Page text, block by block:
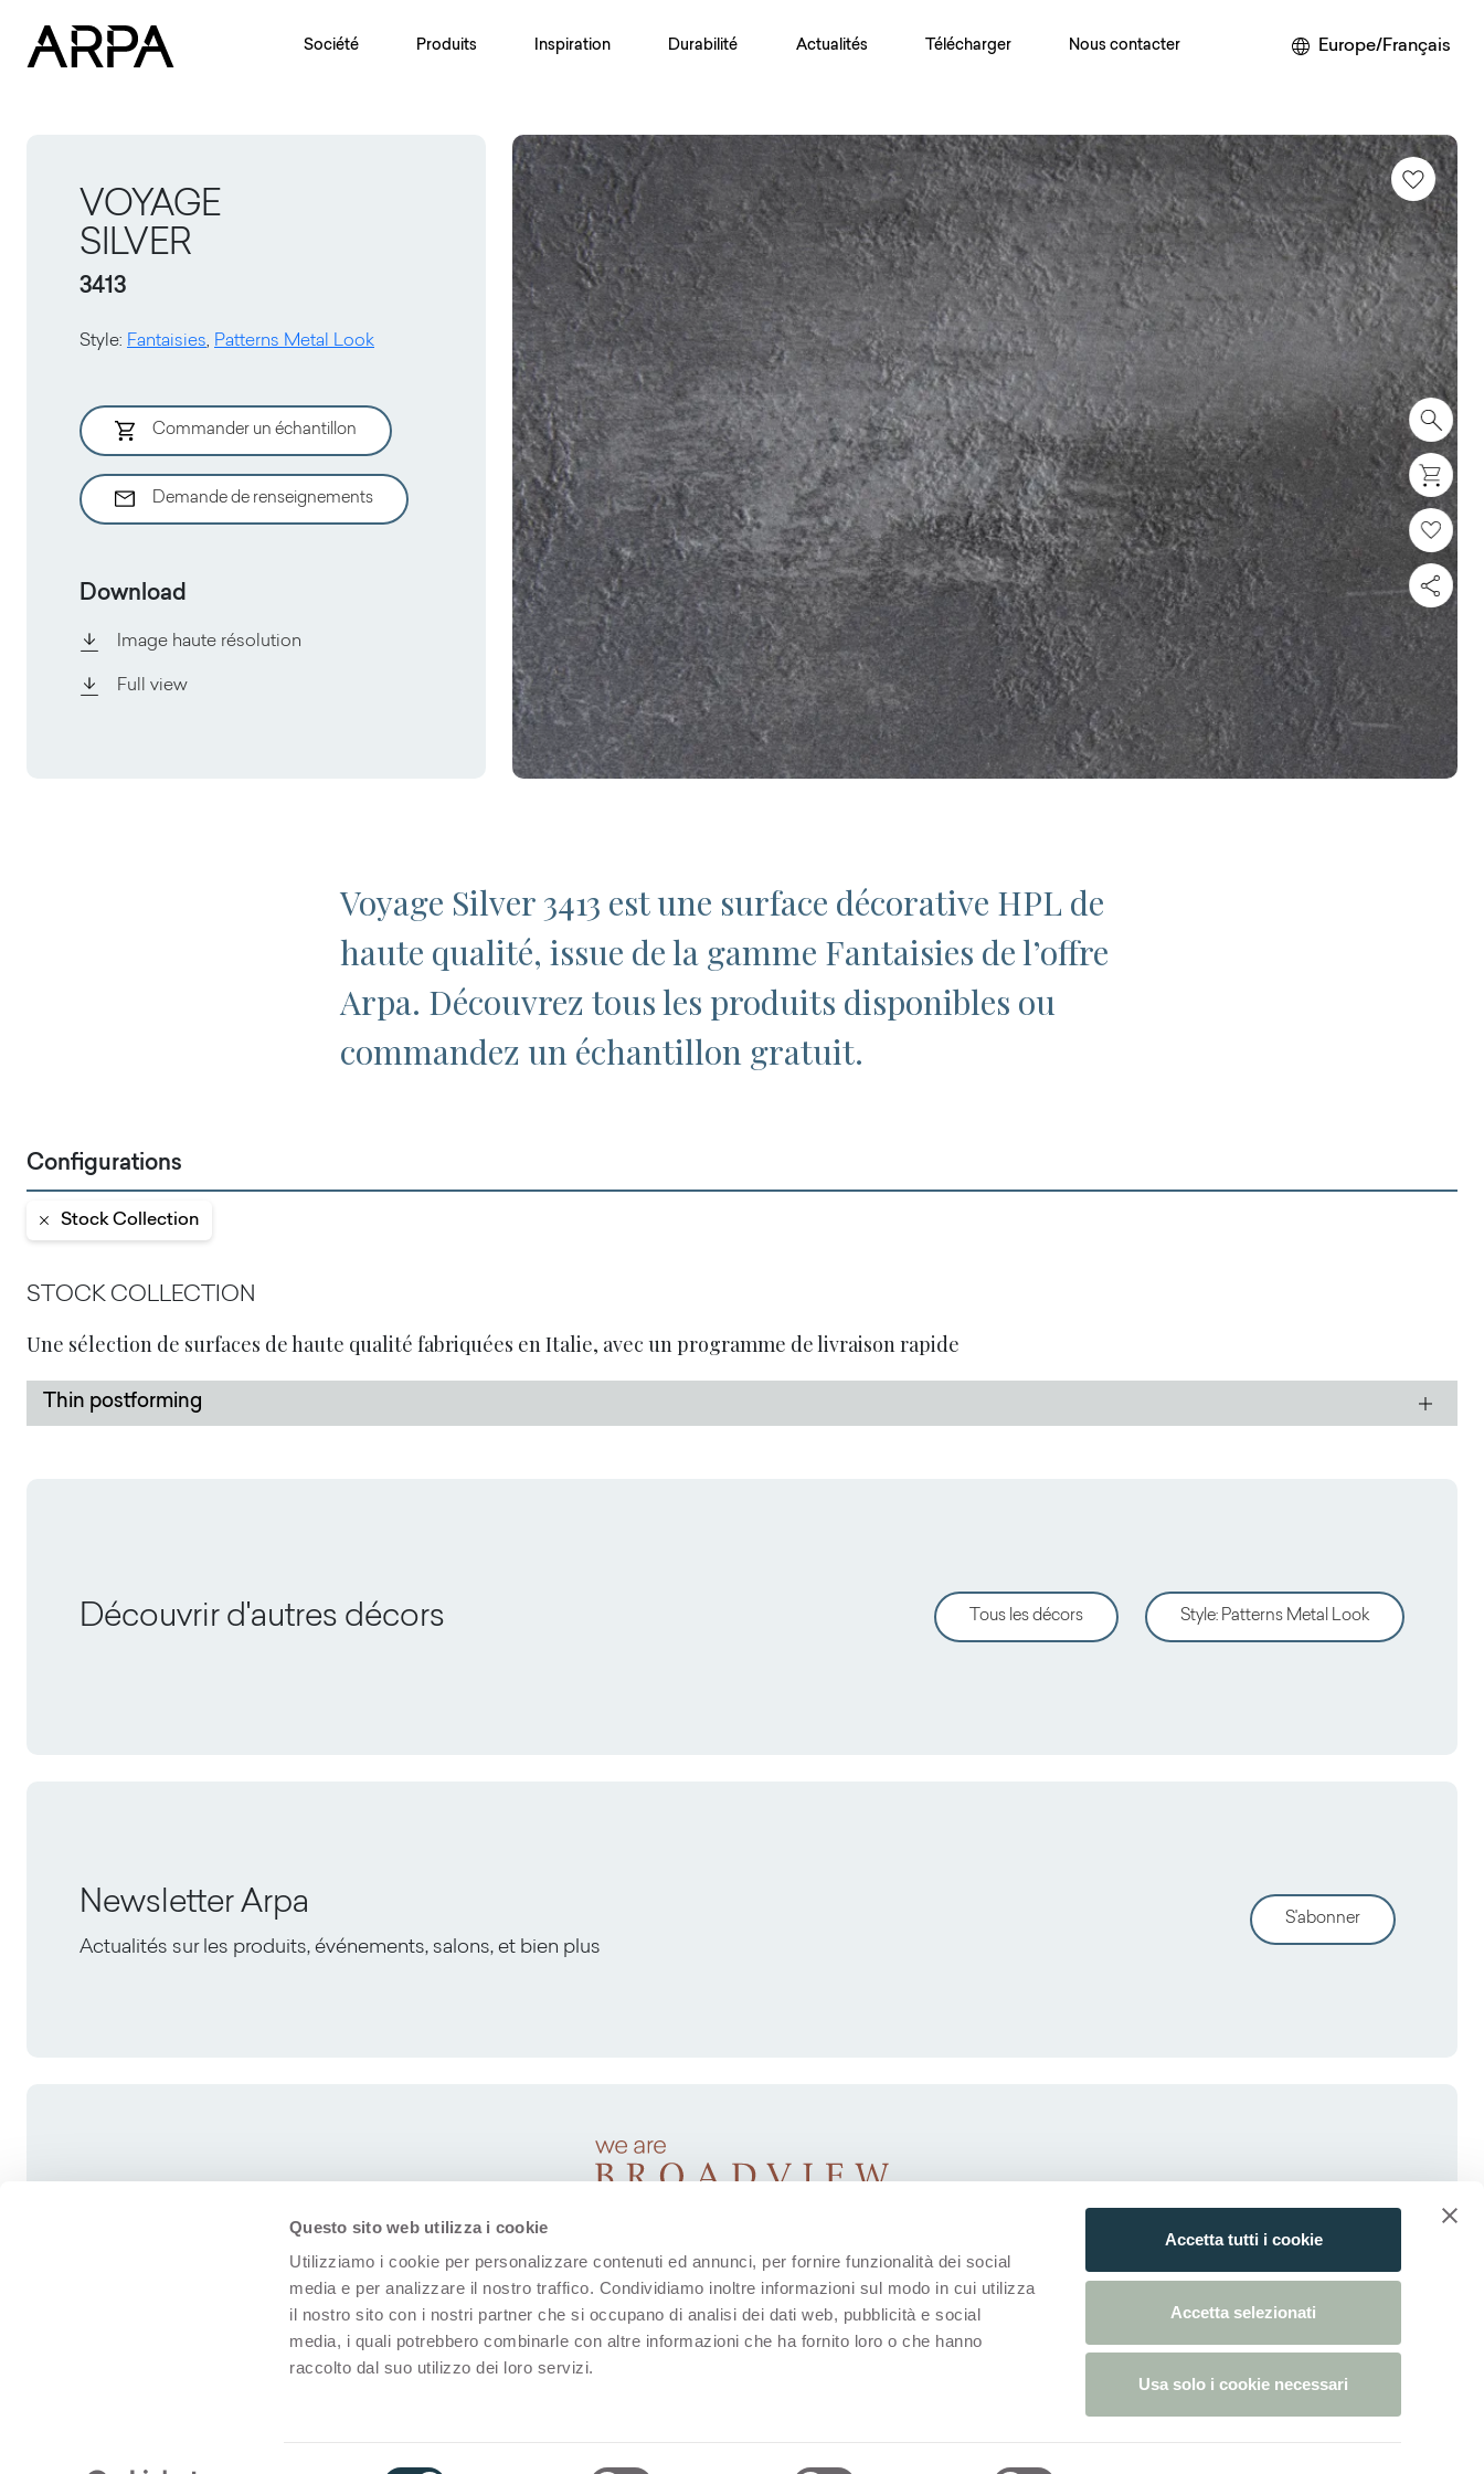
Questo sito web utilizza i cookie
Utilizziamo i cookie per personalizzare contenuti ed annunci, per fornire funzionalità dei social
media e per analizzare il nostro traffico. Condividiamo inoltre informazioni sul modo in cui utilizza
il nostro sito con i nostri partner che si occupano di analisi dei dati web, pubblicità e social
media, i quali potrebbero combinarle con altre informazioni che ha fornito loro o che hanno
raccolto dal suo utilizzo dei loro servizi.
Accetta tutti i cookie
Accetta selezionati
Usa solo i cookie necessari
Société Produits Inspiration Durabilité Actualités Télécharger Nous contacter Europe/Français
VOYAGE
SILVER
3413
Style: Fantaisies, Patterns Metal Look
Commander un échantillon
Demande de renseignements
Download
Image haute résolution
Full view
Voyage Silver 3413 est une surface décorative HPL de
haute qualité, issue de la gamme Fantaisies de l’offre
Arpa. Découvrez tous les produits disponibles ou
commandez un échantillon gratuit.
Configurations
Stock Collection
STOCK COLLECTION
Une sélection de surfaces de haute qualité fabriquées en Italie, avec un programme de livraison rapide
Thin postforming
Découvrir d'autres décors Tous les décors Style: Patterns Metal Look
Newsletter Arpa
Actualités sur les produits, événements, salons, et bien plus
S'abonner
© Arpa for interiors Conditions D'utilisation Données Sociales Déclaration De Confidentialité